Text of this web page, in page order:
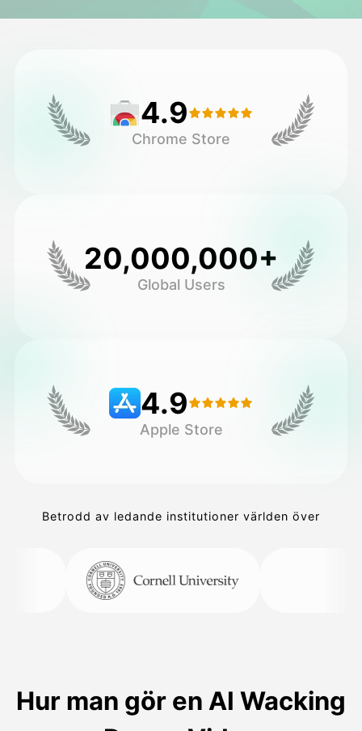
Andra verktyg 4.9
Chrome Store
20,000,000+
Global Users
4.9
Apple Store
Betrodd av ledande institutioner världen över
Hur man gör en AI Wacking